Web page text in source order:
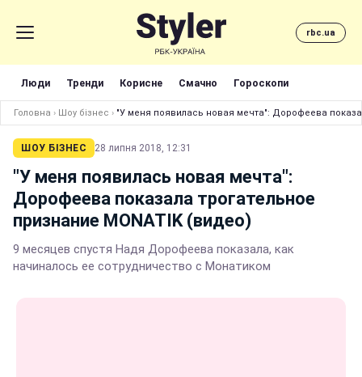
rbc.ua
Люди Тренди Корисне Смачно Гороскопи
Головна › Шоу бізнес › "У меня появилась новая мечта": Дорофеева
ШОУ БІЗНЕС 28 липня 2018, 12:31
"У меня появилась новая мечта":
Дорофеева показала трогательное
признание MONATIK (видео)
9 месяцев спустя Надя Дорофеева показала, как
начиналось ее сотрудничество с Монатиком